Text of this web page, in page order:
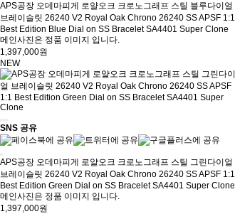
APS공장 오데마피게 로얄오크 크로노그래프 스틸 블루다이얼
브레이슬릿 26240 V2 Royal Oak Chrono 26240 SS APSF 1:1
Best Edition Blue Dial on SS Bracelet SA4401 Super Clone
메인사진은 정품 이미지 입니다.
1,397,000원
NEW
SNS 공유
APS공장 오데마피게 로얄오크 크로노그래프 스틸 그린다이얼
브레이슬릿 26240 V2 Royal Oak Chrono 26240 SS APSF 1:1
Best Edition Green Dial on SS Bracelet SA4401 Super Clone
메인사진은 정품 이미지 입니다.
1,397,000원